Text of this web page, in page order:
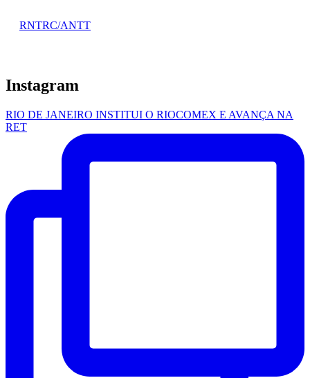
RNTRC/ANTT
Instagram
RIO DE JANEIRO INSTITUI O RIOCOMEX E AVANÇA NA
RET